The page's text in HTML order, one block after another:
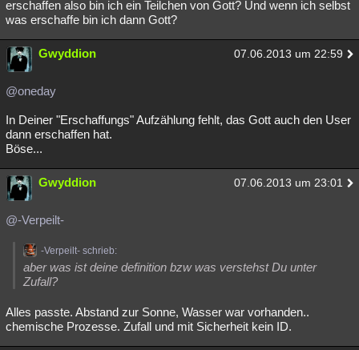
erschaffen also bin ich ein Teilchen von Gott? Und wenn ich selbst
was erschaffe bin ich dann Gott?
Gwyddion 07.06.2013 um 22:59
@oneday
In Deiner "Erschaffungs" Aufzählung fehlt, das Gott auch den User
dann erschaffen hat.
Böse...
Gwyddion 07.06.2013 um 23:01
@-Verpeilt-
-Verpeilt- schrieb:
aber was ist deine definition bzw was verstehst Du unter
Zufall?
Alles passte. Abstand zur Sonne, Wasser war vorhanden..
chemische Prozesse. Zufall und mit Sicherheit kein ID.